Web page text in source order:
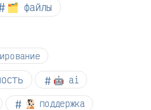
🗂️ файлы
🤖 ai
🧏🏻 поддержка